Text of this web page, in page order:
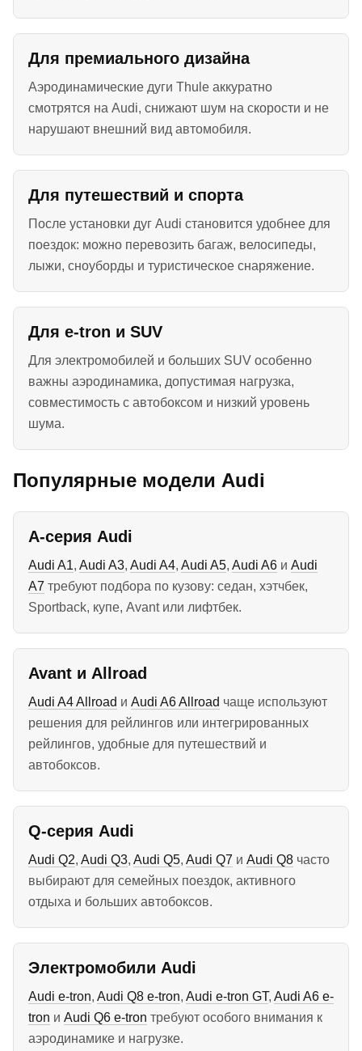
Для премиального дизайна
Аэродинамические дуги Thule аккуратно
смотрятся на Audi, снижают шум на скорости и не
нарушают внешний вид автомобиля.
Для путешествий и спорта
После установки дуг Audi становится удобнее для
поездок: можно перевозить багаж, велосипеды,
лыжи, сноуборды и туристическое снаряжение.
Для e-tron и SUV
Для электромобилей и больших SUV особенно
важны аэродинамика, допустимая нагрузка,
совместимость с автобоксом и низкий уровень
шума.
Популярные модели Audi
A-серия Audi
Audi A1, Audi A3, Audi A4, Audi A5, Audi A6 и Audi
A7 требуют подбора по кузову: седан, хэтчбек,
Sportback, купе, Avant или лифтбек.
Avant и Allroad
Audi A4 Allroad и Audi A6 Allroad чаще используют
решения для рейлингов или интегрированных
рейлингов, удобные для путешествий и
автобоксов.
Q-серия Audi
Audi Q2, Audi Q3, Audi Q5, Audi Q7 и Audi Q8 часто
выбирают для семейных поездок, активного
отдыха и больших автобоксов.
Электромобили Audi
Audi e-tron, Audi Q8 e-tron, Audi e-tron GT, Audi A6 e-
tron и Audi Q6 e-tron требуют особого внимания к
аэродинамике и нагрузке.